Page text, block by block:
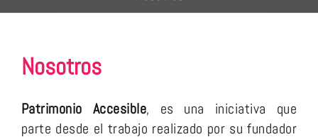
Nosotros
Patrimonio Accesible, es una iniciativa que
parte desde el trabajo realizado por su fundador